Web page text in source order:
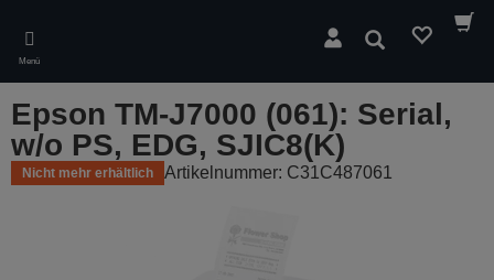
main
content
Menü
Suchen
Epson TM-J7000 (061): Serial,
w/o PS, EDG, SJIC8(K)
Nicht mehr erhältlich Artikelnummer: C31C487061